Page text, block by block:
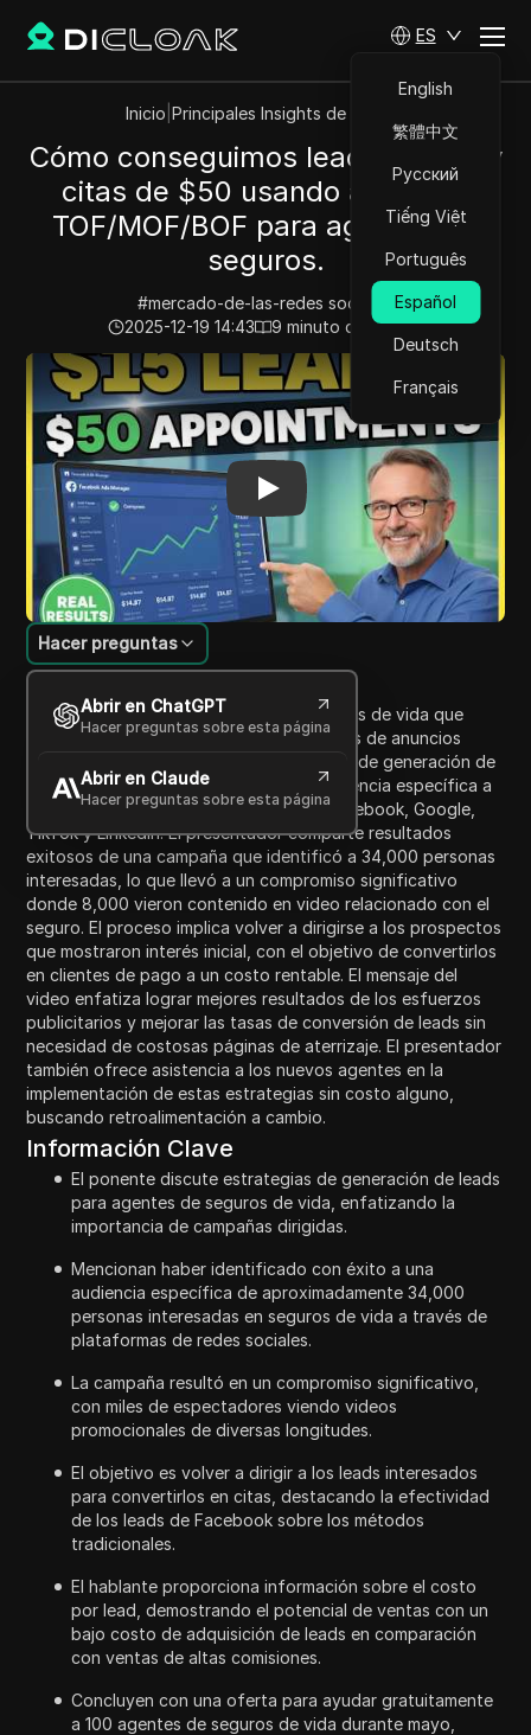
ES
English
繁體中文
Русский
Tiếng Việt
Português
Español
Deutsch
Français
Inicio Principales Insights de Videos
Cómo conseguimos leads de $15 y
citas de $50 usando anuncios
TOF/MOF/BOF para agentes de
seguros.
#mercado-de-las-redes socialesi
2025-12-19 14:43
9 minuto de lectura
Play Video:Cómo conseguimos leads de $15 y citas
Introducción al contenido
Hacer preguntas
Abrir en ChatGPT
Hacer preguntas sobre esta página
Abrir en Claude
Hacer preguntas sobre esta página
El video está dirigido a agentes de seguros de vida que
actualmente compran prospectos a través de anuncios
pagados. Discute una estrategia efectiva de generación de
leads que se centra en construir una audiencia específica a
través de plataformas digitales como Facebook, Google,
TikTok y LinkedIn. El presentador comparte resultados
exitosos de una campaña que identificó a 34,000 personas
interesadas, lo que llevó a un compromiso significativo
donde 8,000 vieron contenido en video relacionado con el
seguro. El proceso implica volver a dirigirse a los prospectos
que mostraron interés inicial, con el objetivo de convertirlos
en clientes de pago a un costo rentable. El mensaje del
video enfatiza lograr mejores resultados de los esfuerzos
publicitarios y mejorar las tasas de conversión de leads sin
necesidad de costosas páginas de aterrizaje. El presentador
también ofrece asistencia a los nuevos agentes en la
implementación de estas estrategias sin costo alguno,
buscando retroalimentación a cambio.
Información Clave
El ponente discute estrategias de generación de leads
para agentes de seguros de vida, enfatizando la
importancia de campañas dirigidas.
Mencionan haber identificado con éxito a una
audiencia específica de aproximadamente 34,000
personas interesadas en seguros de vida a través de
plataformas de redes sociales.
La campaña resultó en un compromiso significativo,
con miles de espectadores viendo videos
promocionales de diversas longitudes.
El objetivo es volver a dirigir a los leads interesados
para convertirlos en citas, destacando la efectividad
de los leads de Facebook sobre los métodos
tradicionales.
El hablante proporciona información sobre el costo
por lead, demostrando el potencial de ventas con un
bajo costo de adquisición de leads en comparación
con ventas de altas comisiones.
Concluyen con una oferta para ayudar gratuitamente
a 100 agentes de seguros de vida durante mayo,